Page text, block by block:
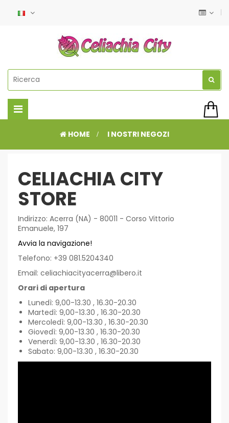
Navigazione
Toggle
HOME > I NOSTRI NEGOZI
CELIACHIA CITY
STORE
Indirizzo: Acerra (NA) - 80011 - Corso Vittorio
Emanuele, 197
Avvia la navigazione!
Telefono: +39 081.5204340
Email: celiachiacityacerra@libero.it
Orari di apertura
Lunedì: 9,00-13.30 , 16.30-20.30
Martedì: 9,00-13.30 , 16.30-20.30
Mercoledì: 9,00-13.30 , 16.30-20.30
Giovedì: 9,00-13.30 , 16.30-20.30
Venerdì: 9,00-13.30 , 16.30-20.30
Sabato: 9,00-13.30 , 16.30-20.30